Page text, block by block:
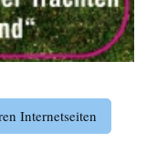
Internetseiten